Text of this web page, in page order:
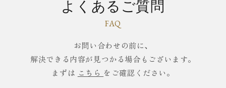
よくあるご質問
FAQ
お問い合わせの前に、
解決できる内容が見つかる場合もございます。
まずは こちら をご確認ください。